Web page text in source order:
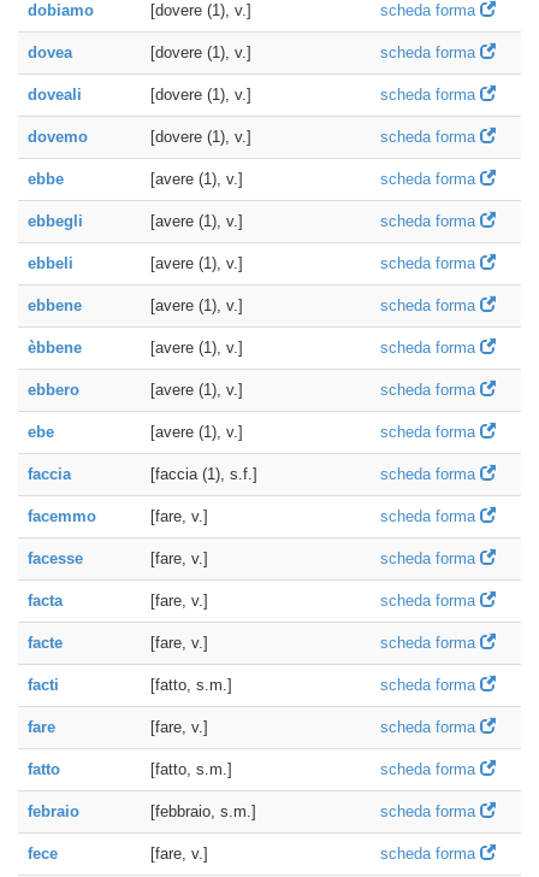
dobiamo [dovere (1), v.] scheda forma
dovea [dovere (1), v.] scheda forma
doveali [dovere (1), v.] scheda forma
dovemo [dovere (1), v.] scheda forma
ebbe [avere (1), v.] scheda forma
ebbegli [avere (1), v.] scheda forma
ebbeli [avere (1), v.] scheda forma
ebbene [avere (1), v.] scheda forma
èbbene [avere (1), v.] scheda forma
ebbero [avere (1), v.] scheda forma
ebe [avere (1), v.] scheda forma
faccia [faccia (1), s.f.] scheda forma
facemmo [fare, v.] scheda forma
facesse [fare, v.] scheda forma
facta [fare, v.] scheda forma
facte [fare, v.] scheda forma
facti [fatto, s.m.] scheda forma
fare [fare, v.] scheda forma
fatto [fatto, s.m.] scheda forma
febraio [febbraio, s.m.] scheda forma
fece [fare, v.] scheda forma